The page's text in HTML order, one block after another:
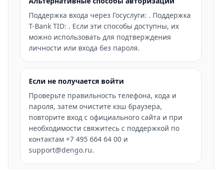
Поддержка входа через Госуслуги: . Поддержка
T-Bank TID: . Если эти способы доступны, их
можно использовать для подтверждения
личности или входа без пароля.
Если не получается войти
Проверьте правильность телефона, кода и
пароля, затем очистите кэш браузера,
повторите вход с официального сайта и при
необходимости свяжитесь с поддержкой по
контактам +7 495 664 64 00 и
support@dengo.ru.